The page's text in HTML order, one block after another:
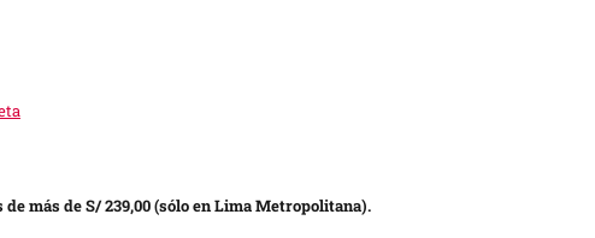
más de S/ 239,00 (sólo en Lima Metropolitana).